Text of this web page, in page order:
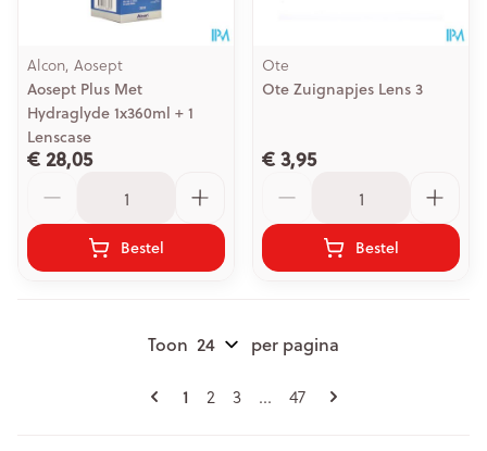
Alcon, Aosept
Aosept Plus Met
Hydraglyde 1x360ml + 1
Lenscase
€ 28,05
Bestel
Ote
Ote Zuignapjes Lens 3
€ 3,95
Bestel
Pagina's
U lees momenteel pagina
1 Pagina
2 Pagina
3 ... Pagina
47
Toon per pagina